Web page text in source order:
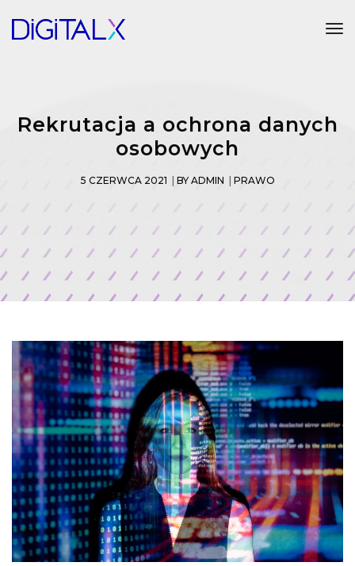
Rekrutacja a ochrona danych
osobowych
5 CZERWCA 2021 BY ADMIN PRAWO